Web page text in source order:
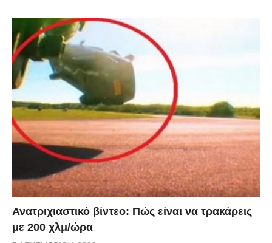
Ανατριχιαστικό βίντεο: Πώς είναι να τρακάρεις
με 200 χλμ/ώρα